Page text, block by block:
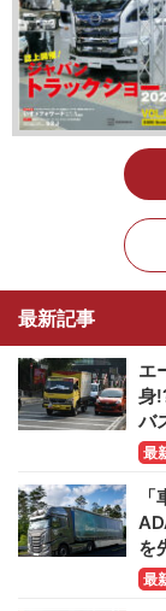
最新記事
エ
身
バ
最
を
最